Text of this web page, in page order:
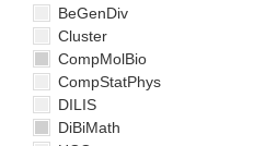
BeGenDiv
Cluster
CompMolBio
CompStatPhys
DILIS
DiBiMath